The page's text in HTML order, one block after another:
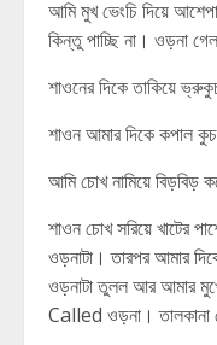
আমি মুখ ভেংচি দিয়ে
কিন্তু পাচ্ছি না। ওড়না
শাওনের দিকে তাকিয়ে
শাওন আমার দিকে কপাল
আমি চোখ নামিয়ে বিড়বিড়
শাওন চোখ সরিয়ে খাটের
ওড়নাটা। তারপর আমার
ওড়নাটা তুলল আর আমার
Called ওড়না। তালকানা